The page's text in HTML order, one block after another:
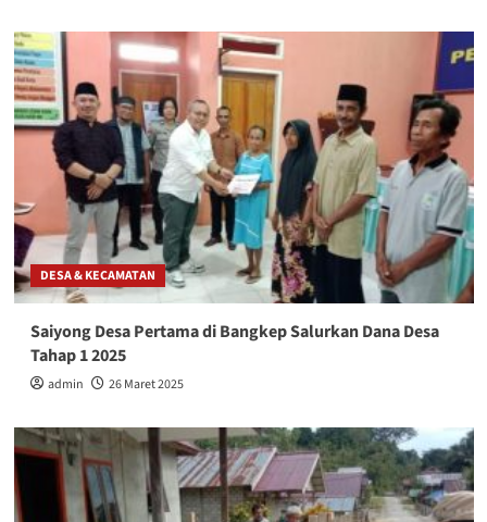
DESA & KECAMATAN
Saiyong Desa Pertama di Bangkep Salurkan Dana Desa
Tahap 1 2025
admin 26 Maret 2025